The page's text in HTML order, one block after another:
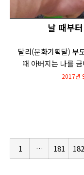
날 때부
달리(문화기획달) 부
때 아버지는 나를
2017년
1 … 181 182